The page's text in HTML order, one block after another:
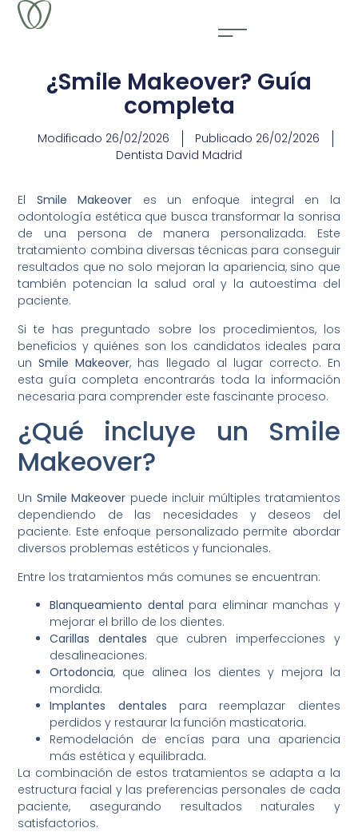
¿Smile Makeover? Guía
completa
Modificado 26/02/2026 Publicado 26/02/2026
Dentista David Madrid
El Smile Makeover es un enfoque integral en la
odontología estética que busca transformar la sonrisa
de una persona de manera personalizada. Este
tratamiento combina diversas técnicas para conseguir
resultados que no solo mejoran la apariencia, sino que
también potencian la salud oral y la autoestima del
paciente.
Si te has preguntado sobre los procedimientos, los
beneficios y quiénes son los candidatos ideales para
unSmile Makeover, has llegado al lugar correcto. En
esta guía completa encontrarás toda la información
necesaria para comprender este fascinante proceso.
¿Qué incluye un Smile
Makeover?
Un Smile Makeover puede incluir múltiples tratamientos
dependiendo de las necesidades y deseos del
paciente. Este enfoque personalizado permite abordar
diversos problemas estéticos y funcionales.
Entre los tratamientos más comunes se encuentran:
Blanqueamiento dental para eliminar manchas y
mejorar el brillo de los dientes.
Carillas dentales que cubren imperfecciones y
desalineaciones.
Ortodoncia, que alinea los dientes y mejora la
mordida.
Implantes dentales para reemplazar dientes
perdidos y restaurar la función masticatoria.
Remodelación de encías para una apariencia
más estética y equilibrada.
La combinación de estos tratamientos se adapta a la
estructura facial y las preferencias personales de cada
paciente, asegurando resultados naturales y
satisfactorios.